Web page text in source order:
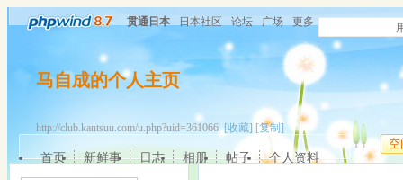
贯通日本 日本社区 论坛 广场 更多
马自成的个人主页
http://club.kantsuu.com/u.php?uid=361066[收藏] [复制]
空
首页 新鲜事 日志 相册 帖子 个人资料